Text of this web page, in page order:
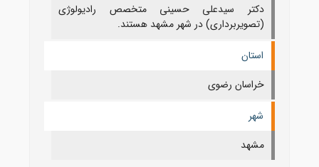
دکتر سیدعلی حسینی متخصص رادیولوژی
(تصویربرداری) در شهر مشهد هستند.
استان
خراسان رضوی
شهر
مشهد